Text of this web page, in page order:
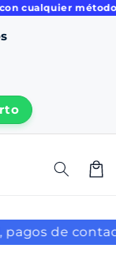
cualquier método
r
o
-